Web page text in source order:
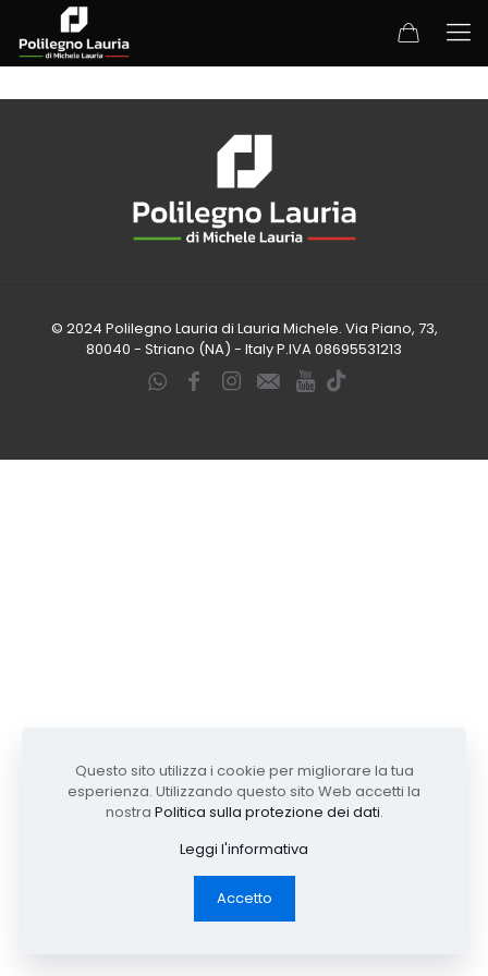
© 2024 Polilegno Lauria di Lauria Michele. Via Piano, 73,
80040 - Striano (NA) - Italy P.IVA 08695531213
Questo sito utilizza i cookie per migliorare la tua
esperienza. Utilizzando questo sito Web accetti la
nostra Politica sulla protezione dei dati.
Leggi l'informativa
Accetto